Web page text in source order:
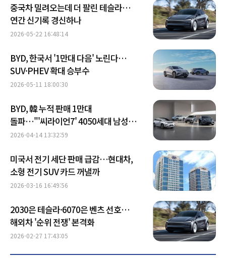
중국차 밀려오는데 더 팔린 테슬라…
연간 신기록 경신하나
2026-05-22 16:48:14
BYD, 한국서 '1만대 다음' 노린다…
SUV·PHEV 확대 승부수
2026-05-11 18:00:30
BYD, 韓 누적 판매 1만대
돌파…"'씨라이언7' 4050세대 남성
수요↑"
2026-04-14 13:32:59
미국서 전기 세단 판매 급감…현대차,
소형 전기 SUV 카드 꺼낼까
2026-03-16 16:49:56
2030은 테슬라·6070은 벤츠 선호…
해외차 '순위 전쟁' 본격화
2026-02-27 17:43:05